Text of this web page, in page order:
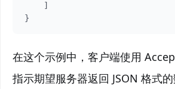
    ]
在这个示例中，客户端使用
指示期望服务器返回 JSON 格式